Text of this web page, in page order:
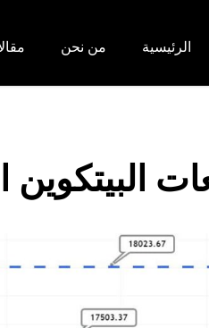
الرئيسية من نحن
البيتكوين الآن